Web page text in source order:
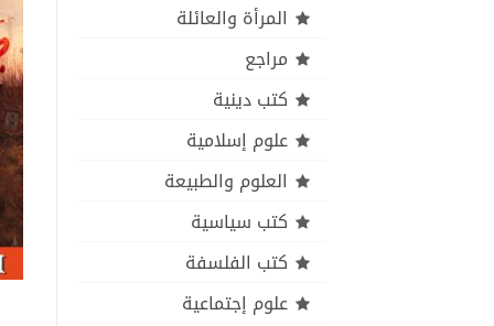
المرأة والعائلة
مراجع
كتب دينية
علوم إسلامية
العلوم والطبيعة
كتب سياسية
كتب الفلسفة
علوم إجتماعية